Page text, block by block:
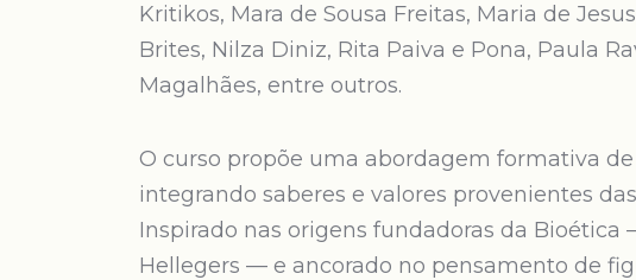
Kritikos, Mara de Sousa Freitas, Maria de
Brites, Nilza Diniz, Rita Paiva e Pona, Paula
Magalhães, entre outros.
O curso propõe uma abordagem formativa
integrando saberes e valores provenientes
Inspirado nas origens fundadoras da Bioética
Hellegers — e ancorado no pensamento de